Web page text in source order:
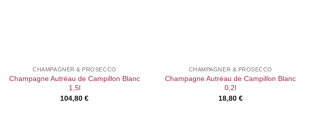
CHAMPAGNER & PROSECCO
Champagne Autréau de Campillon Blanc
1,5l
104,80€
CHAMPAGNER & PROSECCO
Champagne Autréau de Campillon Blanc
0,2l
18,80 €